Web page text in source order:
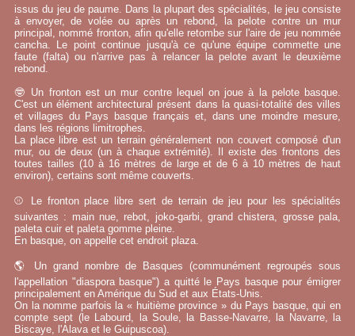
issus du jeu de paume. Dans la plupart des spécialités, le jeu consiste
à envoyer, de volée ou après un rebond, la pelote contre un mur
principal, nommé fronton, afin qu'elle retombe sur l'aire de jeu nommée
cancha. Le point continue jusqu'à ce qu'une équipe commette une
faute (falta) ou n'arrive pas à relancer la pelote avant le deuxième
rebond.
🤓 Un fronton est un mur contre lequel on joue à la pelote basque.
C'est un élément architectural présent dans la quasi-totalité des villes
et villages du Pays basque français et, dans une moindre mesure,
dans les régions limitrophes.
La place libre est un terrain généralement non couvert composé d'un
mur, ou de deux (un à chaque extrémité). Il existe des frontons des
toutes tailles (10 à 16 mètres de large et de 6 à 10 mètres de haut
environ), certains sont même couverts.
⚾ Le fronton place libre sert de terrain de jeu pour les spécialités
suivantes : main nue, rebot, joko-garbi, grand chistera, grosse pala,
paleta cuir et paleta gomme pleine.
En basque, on appelle cet endroit plaza.
🌎 Un grand nombre de Basques (communément regroupés sous
l'appellation "diaspora basque") a quitté le Pays basque pour émigrer
principalement en Amérique du Sud et aux États-Unis.
On la nomme parfois la « huitième province » du Pays basque, qui en
compte sept (le Labourd, la Soule, la Basse-Navarre, la Navarre, la
Biscaye, l'Alava et le Guipuscoa).